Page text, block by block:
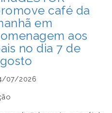
café da
em
aos
no dia 7 de
07/2026